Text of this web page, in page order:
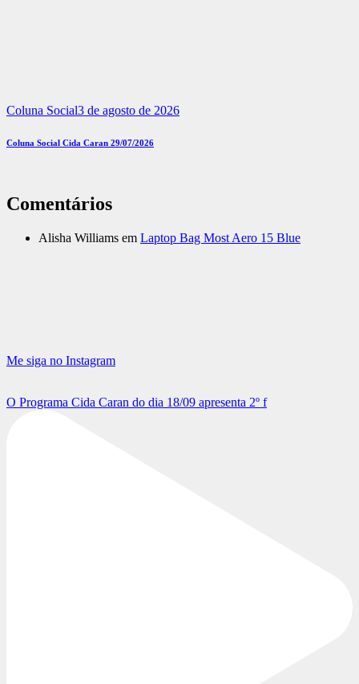
Coluna Social3 de agosto de 2026
Coluna Social Cida Caran 29/07/2026
Comentários
Alisha Williams em Laptop Bag Most Aero 15 Blue
Me siga no Instagram
O Programa Cida Caran do dia 18/09 apresenta 2º f